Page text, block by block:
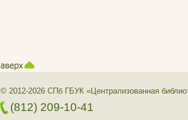
© 2012-2026 СПб ГБУК «Централизованная
(812) 209-10-41